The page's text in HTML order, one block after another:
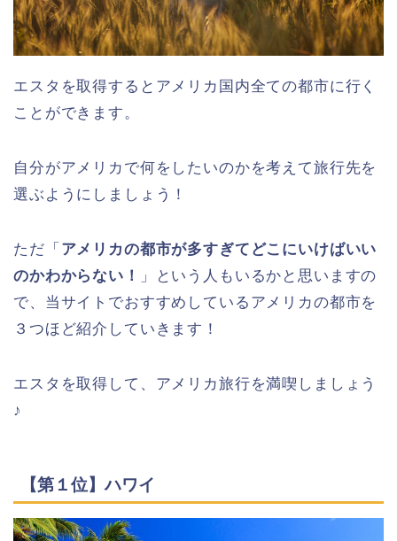
エスタを取得するとアメリカ国内全ての都市に行く
ことができます。
自分がアメリカで何をしたいのかを考えて旅行先を
選ぶようにしましょう！
ただ「 アメリカの都市が多すぎてどこにいけばいい
のかわからない！
」という人もいるかと思いますの
で、当サイトでおすすめしているアメリカの都市を
３つほど紹介していきます！
エスタを取得して、アメリカ旅行を満喫しましょう
♪
【第１位】ハワイ